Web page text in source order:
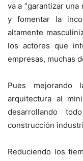
va a “garantizar
y fomentar la
altamente
los actores que
empresas, muchas
Pues
arquitectura al
desarrollando
construcción
Reduciendo los